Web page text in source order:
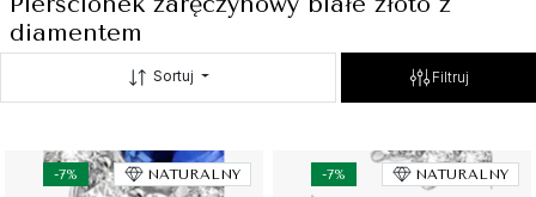
diamentem
Sortuj Filtruj
-7% NATURALNY -7% NATURALNY